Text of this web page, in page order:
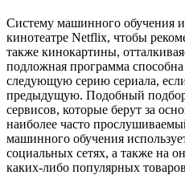
Систему машинного обучения
кинотеатре Netflix, чтобы
также кинокартины,
подложная программа способна
следующую серию сериала,
предыдущую. Подобный
сервисов, которые берут за
наиболее часто
машинного обучения
социальных сетях, а также на
каких-либо популярных